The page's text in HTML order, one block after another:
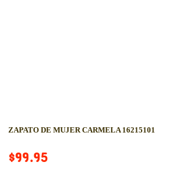
ZAPATO DE MUJER CARMELA 16215101
$99.95